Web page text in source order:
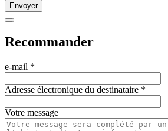
Envoyer
Recommander
e-mail *
Adresse électronique du destinataire *
Votre message